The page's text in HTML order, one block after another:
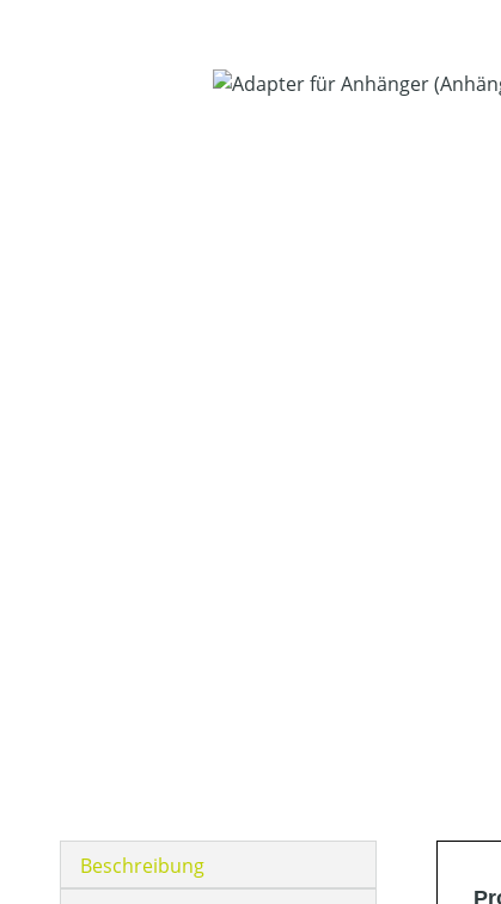
Bildergalerie überspringen
Beschreibung